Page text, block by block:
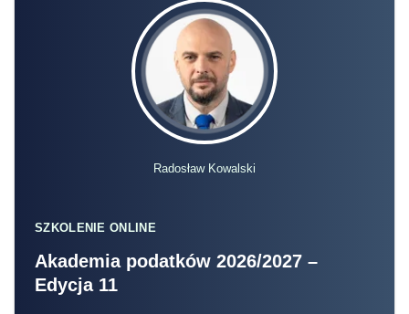
Radosław Kowalski
SZKOLENIE ONLINE
Akademia podatków 2026/2027 –
Edycja 11